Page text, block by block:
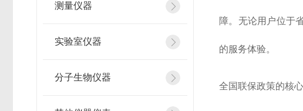
测量仪器
实验室仪器
分子生物仪器
障。无论用户位于
的服务体验。
全国联保政策的核